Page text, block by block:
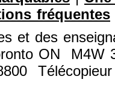
fréquentes
et des
ON M4W